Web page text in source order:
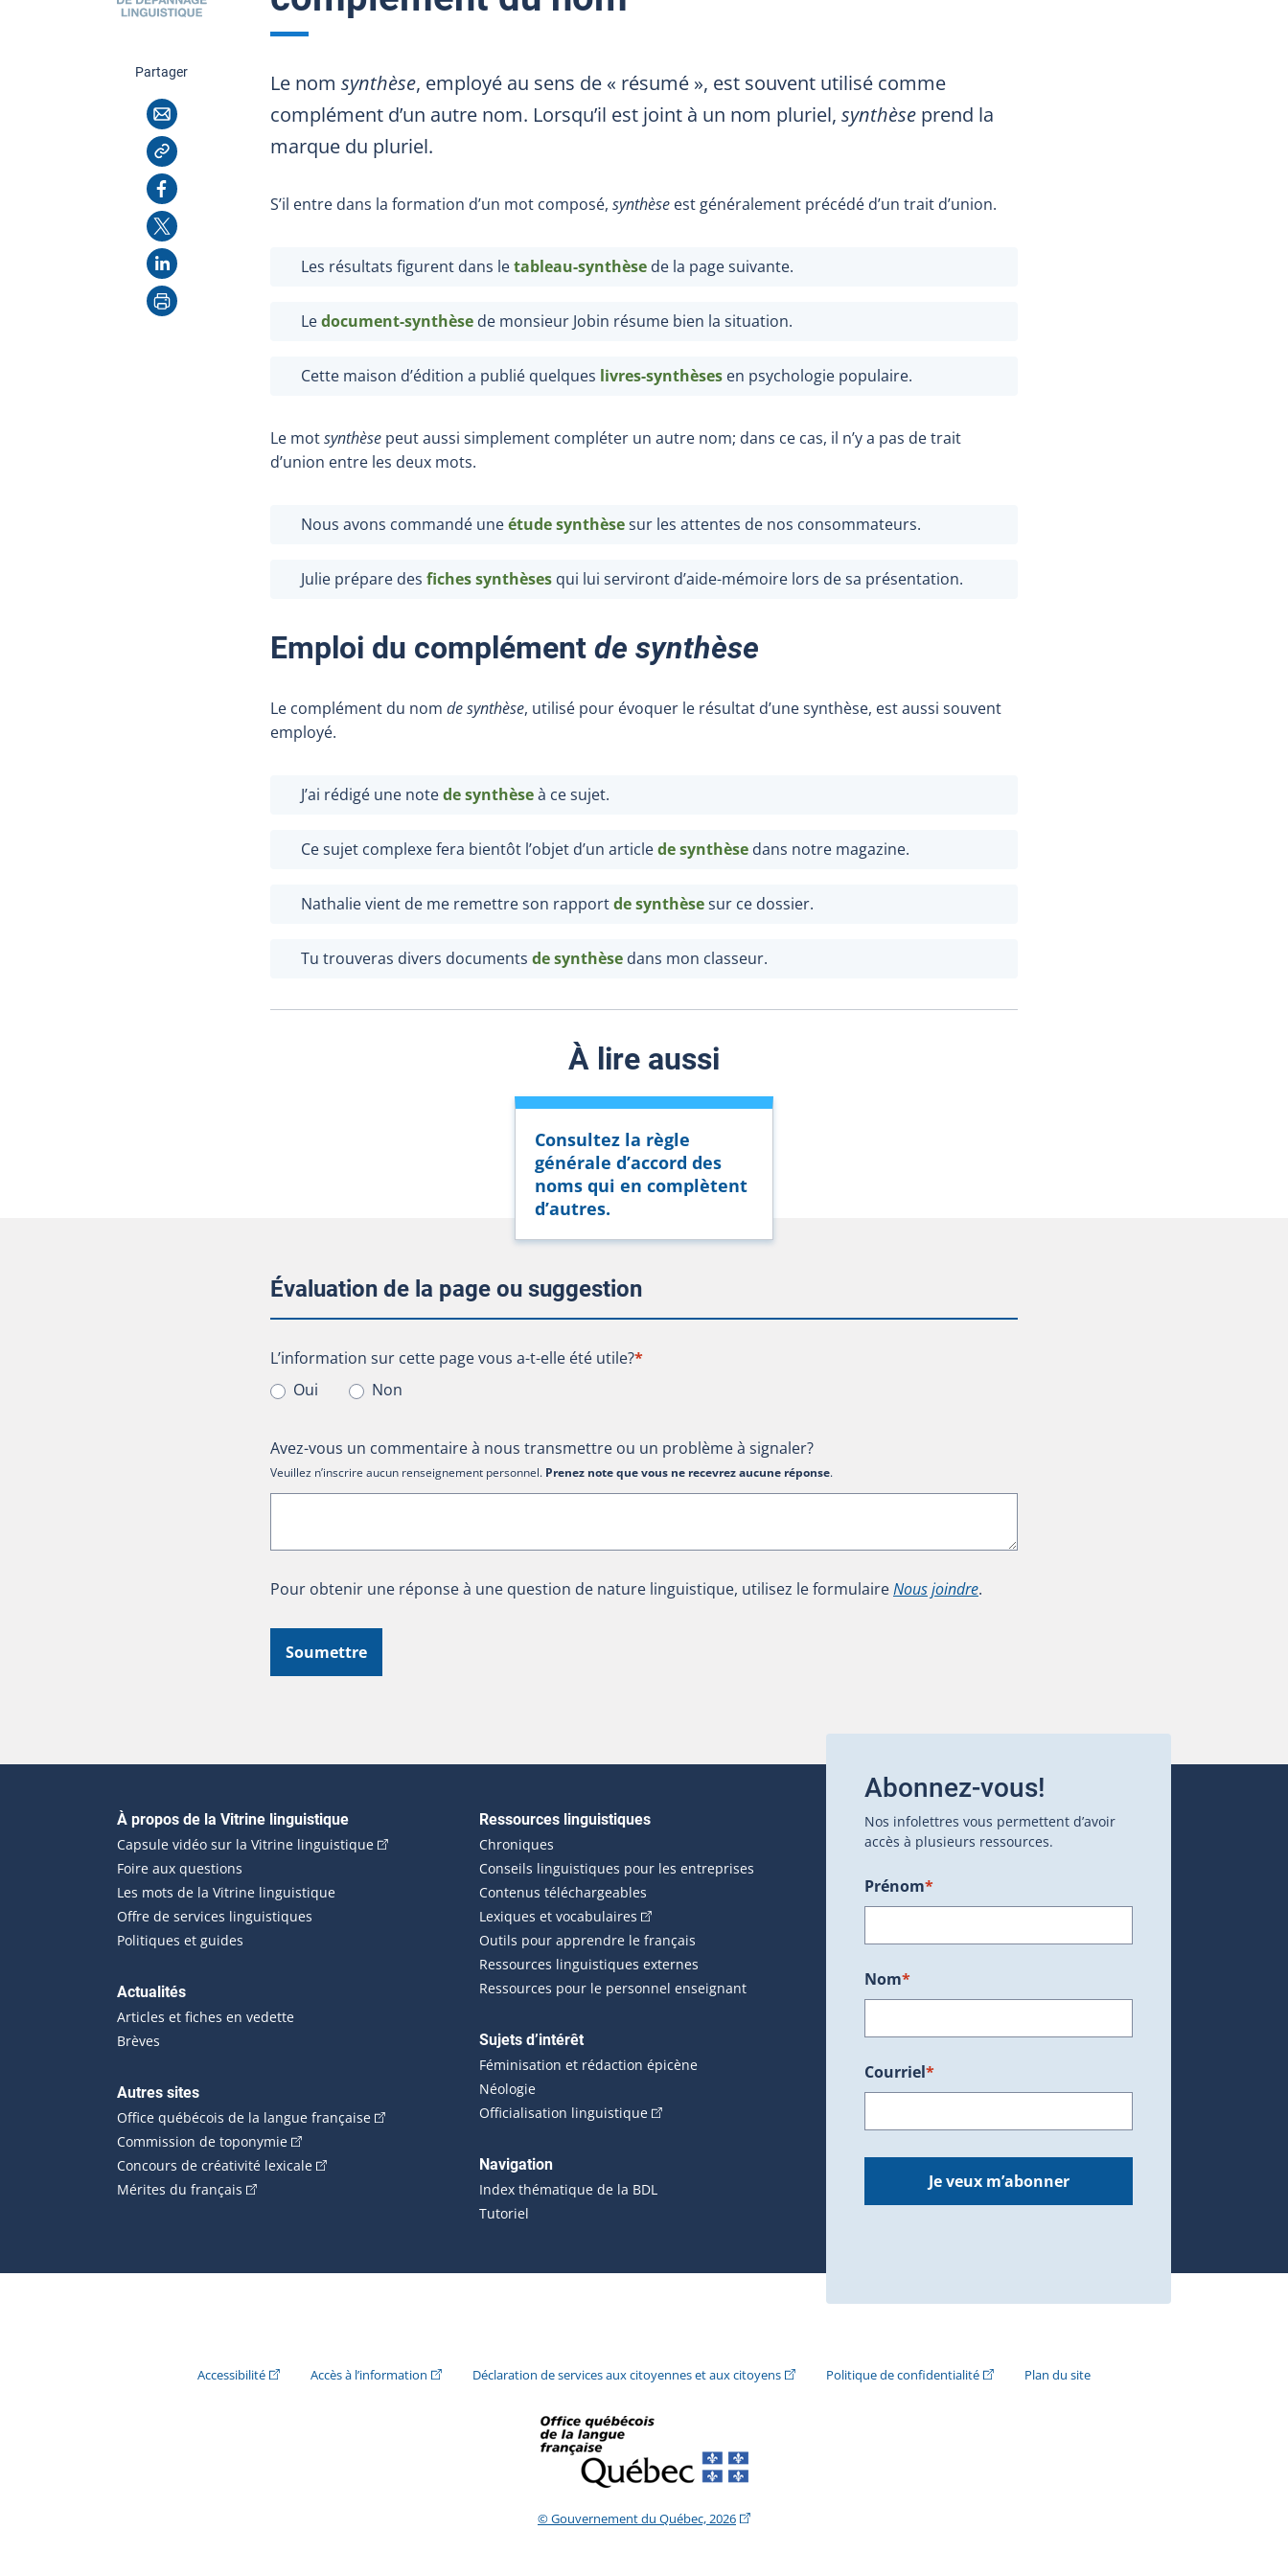
Partagercette page
Courriel
Copier l'adresse
Facebook
X
LinkedIn
Imprimer
Le nom synthèse, employé au sens de « résumé », est souvent utilisé comme
complément d’un autre nom. Lorsqu’il est joint à un nom pluriel, synthèse prend la
marque du pluriel.
S’il entre dans la formation d’un mot composé, synthèse est généralement précédé d’un trait d’union.
Les résultats figurent dans letableau-synthèse de la page suivante.
Ledocument-synthèse de monsieur Jobin résume bien la situation.
Cette maison d’édition a publié quelques livres-synthèses en psychologie populaire.
Le motsynthèse peut aussi simplement compléter un autre nom; dans ce cas, il n’y a pas de trait
d’union entre les deux mots.
Nous avons commandé uneétude synthèsesur les attentes de nos consommateurs.
Julie prépare des fiches synthèses qui lui serviront d’aide-mémoire lors de sa présentation.
Emploi du complément de synthèse
Le complément du nom de synthèse, utilisé pour évoquer le résultat d’une synthèse, est aussi souvent
employé.
J’ai rédigé une notedesynthèseà ce sujet.
Ce sujet complexe fera bientôt l’objet d’un articledesynthèse dans notre magazine.
Nathalie vient de me remettre son rapportdesynthèsesur ce dossier.
Tu trouveras divers documents desynthèse dans mon classeur.
À lire aussi
Consultez la règle
générale d’accord des
noms qui en complètent
d’autres.
Évaluation de la page ou suggestion
L’information sur cette page vous a-t-elle été utile?
L’information sur cette page vous a-t-elle été utile?*
Oui
Non
Avez-vous un commentaire à nous transmettre ou un problème à signaler?
Veuillez n’inscrire aucun renseignement personnel. Prenez note que vous ne recevrez aucune réponse.
Pour obtenir une réponse à une question de nature linguistique, utilisez le formulaireNous joindre.
Soumettre
Navigation principale
À propos de la Vitrine linguistique
Capsule vidéo sur la Vitrine linguistique(Cet hyperlien externe s'ouvrira dans une nouvelle fenêtre.)
Foire aux questions
Les mots de la Vitrine linguistique
Offre de services linguistiques
Politiques et guides
Actualités
Articles et fiches en vedette
Brèves
Autres sites
Office québécois de la langue française(Cet hyperlien externe s'ouvrira dans une nouvelle fenêtre.)
Commission de toponymie(Cet hyperlien externe s'ouvrira dans une nouvelle fenêtre.)
Concours de créativité lexicale(Cet hyperlien externe s'ouvrira dans une nouvelle fenêtre.)
Mérites du français (Cet hyperlien externe s'ouvrira dans une nouvelle fenêtre.)
Ressources linguistiques
Chroniques
Conseils linguistiques pour les entreprises
Contenus téléchargeables
Lexiques et vocabulaires (Cet hyperlien externe s'ouvrira dans une nouvelle fenêtre.)
Outils pour apprendre le français
Ressources linguistiques externes
Ressources pour le personnel enseignant
Sujets d’intérêt
Féminisation et rédaction épicène
Néologie
Officialisation linguistique(Cet hyperlien externe s'ouvrira dans une nouvelle fenêtre.)
Navigation
Index thématique de la BDL
Tutoriel
Abonnez-vous!
Nos infolettres vous permettent d’avoir
accès à plusieurs ressources.
Prénom*
Nom*
Courriel*
Je veux m’abonner
Accessibilité(Cet hyperlien externe s'ouvrira dans une nouvelle fenêtre.)
Accès à l’information (Cet hyperlien externe s'ouvrira dans une nouvelle fenêtre.)
Déclaration de services aux citoyennes et aux citoyens(Cet hyperlien externe s'ouvrira dans une nouvelle fenêtre.)
Politique de confidentialité(Cet hyperlien externe s'ouvrira dans une nouvelle
Plan du site
© Gouvernement du Québec, 2026(Cet hyperlien externe s'ouvrira dans une nouvelle fenêtre.)